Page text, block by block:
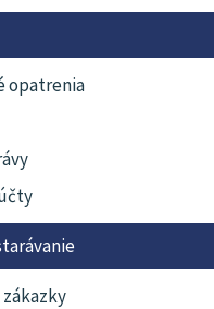
opatrenia